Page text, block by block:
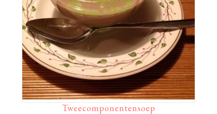
Tweecomponentensoep